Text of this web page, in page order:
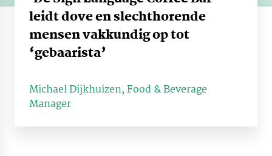
leidt dove en slechthorende
mensen vakkundig op tot
‘gebaarista’
Michael Dijkhuizen, Food & Beverage
Manager